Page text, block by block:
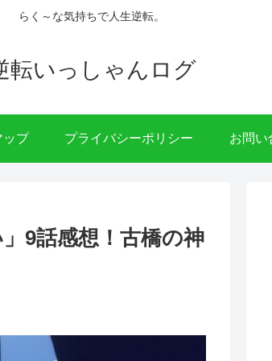
らく～な気持ちで人生逆転。
転いっしゃんログ
ップ プライバシーポリシー お問い
9話感想！古橋の神